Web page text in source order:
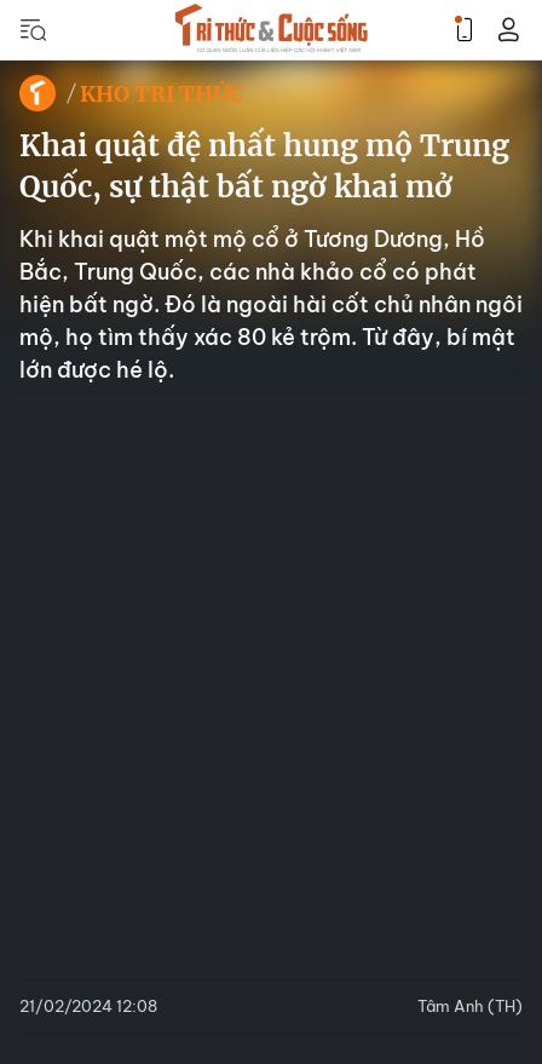
KHO TRI THỨC
Khai quật đệ nhất hung mộ Trung
Quốc, sự thật bất ngờ khai mở
Khi khai quật một mộ cổ ở Tương Dương, Hồ
Bắc, Trung Quốc, các nhà khảo cổ có phát
hiện bất ngờ. Đó là ngoài hài cốt chủ nhân ngôi
mộ, họ tìm thấy xác 80 kẻ trộm. Từ đây, bí mật
lớn được hé lộ.
21/02/2024 12:08 Tâm Anh (TH)